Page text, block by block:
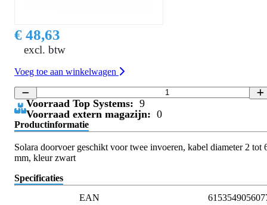
€ 48,63
excl. btw
Voeg toe aan winkelwagen
Voorraad Top Systems: 9
Voorraad extern magazijn: 0
Productinformatie
Solara doorvoer geschikt voor twee invoeren, kabel diameter 2 tot
mm, kleur zwart
Specificaties
EAN